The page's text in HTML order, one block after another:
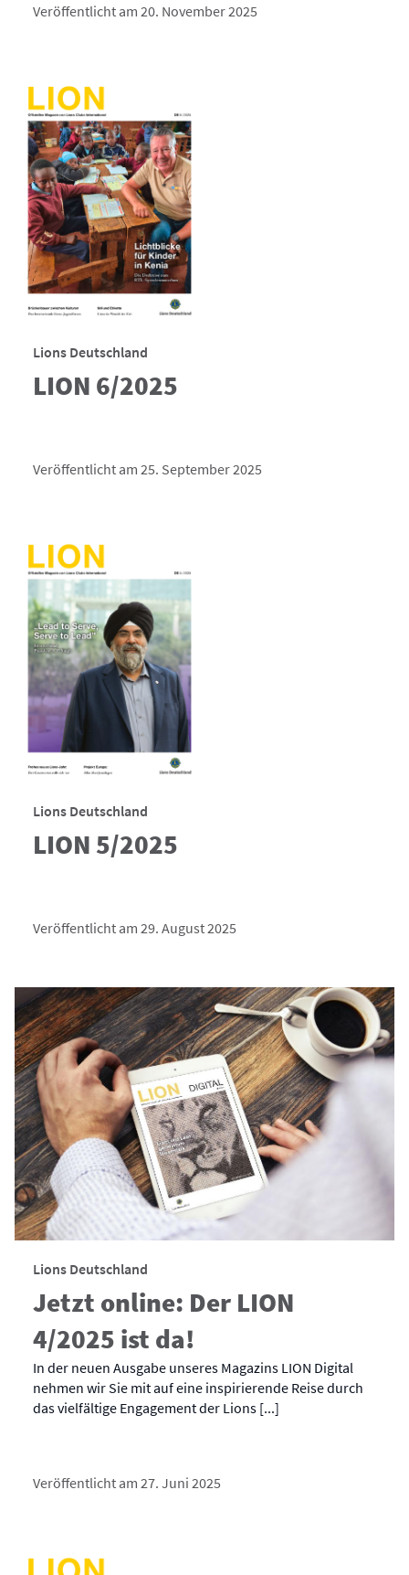
Veröffentlicht am 20. November 2025
Lions Deutschland
LION 6/2025
Veröffentlicht am 25. September 2025
Lions Deutschland
LION 5/2025
Veröffentlicht am 29. August 2025
Lions Deutschland
Jetzt online: Der LION
4/2025 ist da!
In der neuen Ausgabe unseres Magazins LION Digital
nehmen wir Sie mit auf eine inspirierende Reise durch
das vielfältige Engagement der Lions [...]
Veröffentlicht am 27. Juni 2025